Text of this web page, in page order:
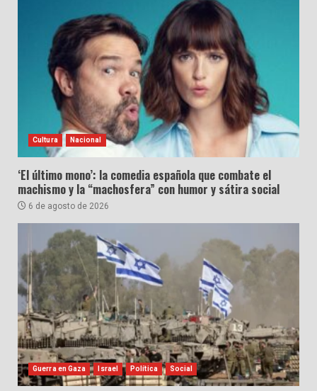
Cultura Nacional
‘El último mono’: la comedia española que combate el
machismo y la “machosfera” con humor y sátira social
6 de agosto de 2026
Guerra en Gaza Israel Política Social